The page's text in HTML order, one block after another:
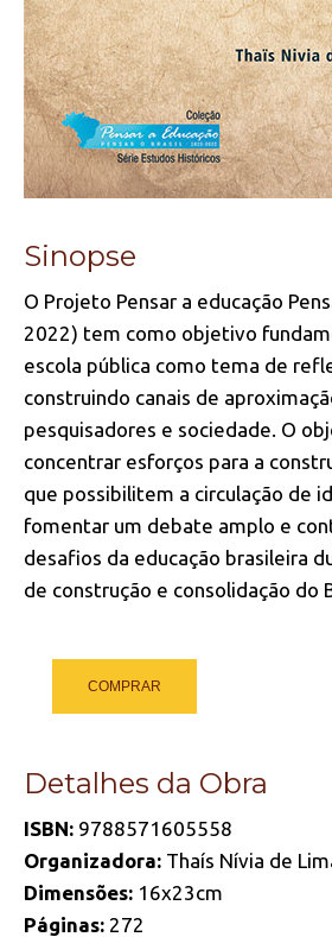
Sinopse
O Projeto Pensar a educação
2022) tem como objetivo
escola pública como tema de
construindo canais de
pesquisadores e sociedade. O
concentrar esforços para a
que possibilitem a circulação de
fomentar um debate amplo e
desafios da educação brasileira
de construção e consolidação do
COMPRAR
Detalhes da Obra
ISBN: 9788571605558
Organizadora: Thaís Nívia de
Dimensões: 16x23cm
Páginas: 272